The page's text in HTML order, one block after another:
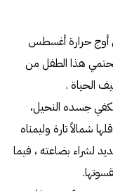
أوج حرارة أغسطس
هذا الطفل من
الحياة .
جسده النحيل،
شمالاً تارة وليمناه
لشراء بضاعته ، فيما